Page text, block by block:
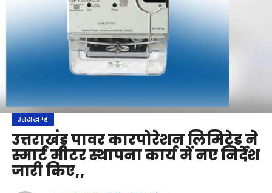
उत्तराखण्ड
उत्तराखंड पावर कारपोरेशन लिमिटेड ने
स्मार्ट मीटर स्थापना कार्य में नए निर्देश
जारी किए,,